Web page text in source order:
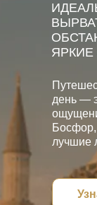
день —
лучшие